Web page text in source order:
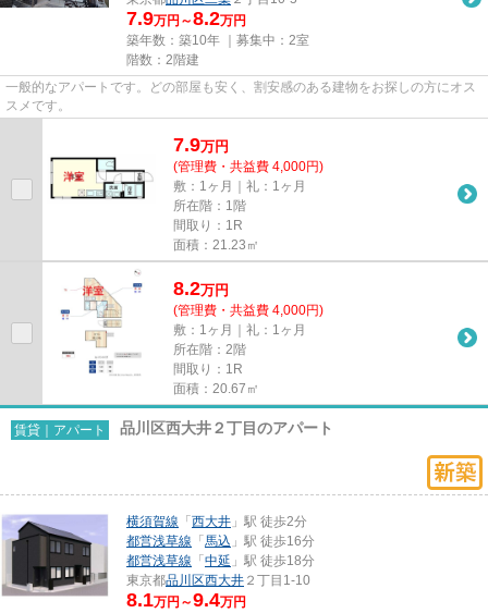
7.9万円～8.2万円
築年数：築10年 ｜募集中： 2室
階数：2階建
一般的なアパートです。どの部屋も安く、割安感のある建物をお探しの方にオス
スメです。
7.9万円
(管理費・共益費 4,000円)
敷：1ヶ月｜礼：1ヶ月
所在階：1階
間取り：1R
面積：21.23㎡
8.2万円
(管理費・共益費 4,000円)
敷：1ヶ月｜礼：1ヶ月
所在階：2階
間取り：1R
面積：20.67㎡
賃貸｜アパート 品川区西大井２丁目のアパート
横須賀線 「 西大井 」駅 徒歩2分
都営浅草線 「 馬込 」駅 徒歩16分
都営浅草線 「 中延 」駅 徒歩18分
東京都品川区西大井 ２丁目1-10
8.1万円～9.4万円